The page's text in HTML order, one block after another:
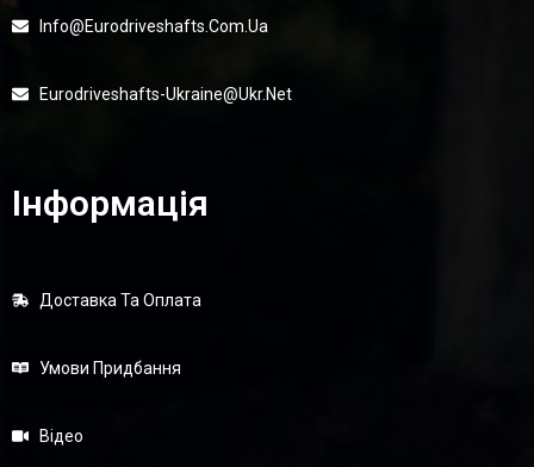
Info@eurodriveshafts.com.ua
Eurodriveshafts-Ukraine@ukr.net
Інформація
Доставка Та Оплата
Умови Придбання
Відео